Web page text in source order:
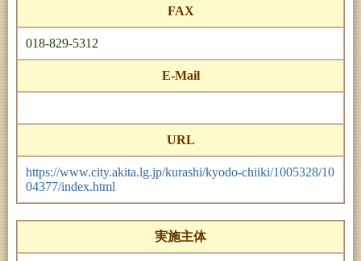
FAX
018-829-5312
E-Mail
URL
https://www.city.akita.lg.jp/kurashi/kyodo-chiiki/1005328/10
04377/index.html
実施主体